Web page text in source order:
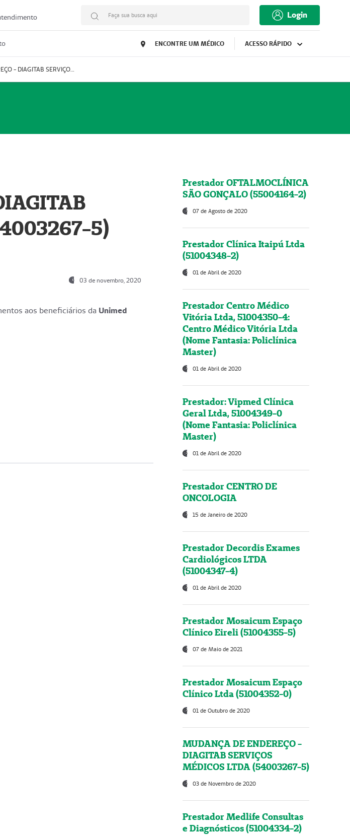
Faça sua busca aqui Login
ENCONTRE UM MÉDICO ACESSO RÁPIDO
MUDANÇA DE ENDEREÇO - DIAGITAB SERVIÇOS MÉDICOS LTDA (54003267-5)
5)
03 de novembro, 2020
aos beneficiários da Unimed
Prestador OFTALMOCLÍNICA
SÃO GONÇALO (55004164-2)
07 de Agosto de 2020
Prestador Clínica Itaipú Ltda
(51004348-2)
01 de Abril de 2020
Prestador Centro Médico
Vitória Ltda, 51004350-4:
Centro Médico Vitória Ltda
(Nome Fantasia: Policlínica
Master)
01 de Abril de 2020
Prestador: Vipmed Clínica
Geral Ltda, 51004349-0
(Nome Fantasia: Policlínica
Master)
01 de Abril de 2020
Prestador CENTRO DE
ONCOLOGIA
15 de Janeiro de 2020
Prestador Decordis Exames
Cardiológicos LTDA
(51004347-4)
01 de Abril de 2020
Prestador Mosaicum Espaço
Clínico Eireli (51004355-5)
07 de Maio de 2021
Prestador Mosaicum Espaço
Clínico Ltda (51004352-0)
01 de Outubro de 2020
MUDANÇA DE ENDEREÇO -
DIAGITAB SERVIÇOS
MÉDICOS LTDA (54003267-5)
03 de Novembro de 2020
Prestador Medlife Consultas
e Diagnósticos (51004334-2)